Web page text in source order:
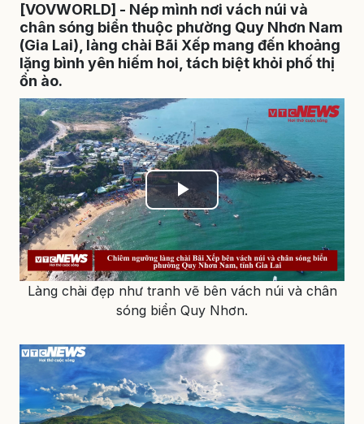
[VOVWORLD] - Nép mình nơi vách núi và
chân sóng biển thuộc phường Quy Nhơn Nam
(Gia Lai), làng chài Bãi Xếp mang đến khoảng
lặng bình yên hiếm hoi, tách biệt khỏi phố thị
ồn ào.
Play
Video
Làng chài đẹp như tranh vẽ bên vách núi và chân
sóng biển Quy Nhơn.